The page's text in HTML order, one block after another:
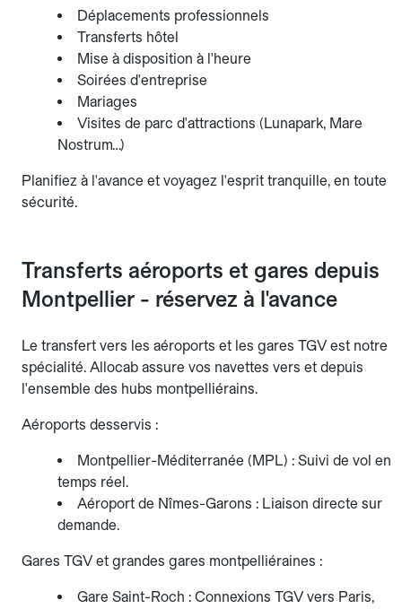
Déplacements professionnels
Transferts hôtel
Mise à disposition à l'heure
Soirées d'entreprise
Mariages
Visites de parc d'attractions (Lunapark, Mare
Nostrum…)
Planifiez à l'avance et voyagez l'esprit tranquille, en toute
sécurité.
Transferts aéroports et gares depuis
Montpellier - réservez à l'avance
Le transfert vers les aéroports et les gares TGV est notre
spécialité. Allocab assure vos navettes vers et depuis
l'ensemble des hubs montpelliérains.
Aéroports desservis :
Montpellier-Méditerranée (MPL) : Suivi de vol en
temps réel.
Aéroport de Nîmes-Garons : Liaison directe sur
demande.
Gares TGV et grandes gares montpelliéraines :
Gare Saint-Roch : Connexions TGV vers Paris,